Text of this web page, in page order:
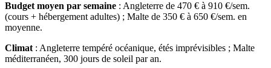
Budget moyen par semaine : Angleterre de 470 € à 910 €/sem.
(cours + hébergement adultes) ; Malte de 350 € à 650 €/sem. en
moyenne.
Climat : Angleterre tempéré océanique, étés imprévisibles ; Malte
méditerranéen, 300 jours de soleil par an.